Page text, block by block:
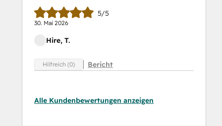
5/5
30. Mai 2026
Hire, T.
Hilfreich (0) Bericht
Alle Kundenbewertungen anzeigen